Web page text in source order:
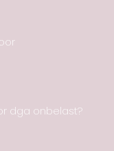
dga onbelast?